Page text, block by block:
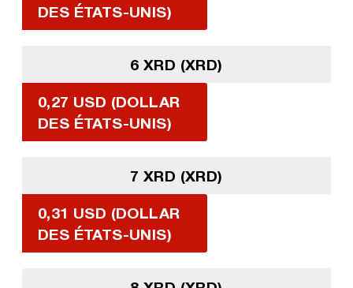
DES ÉTATS-UNIS)
6 XRD (XRD)
0,27 USD (DOLLAR
DES ÉTATS-UNIS)
7 XRD (XRD)
0,31 USD (DOLLAR
DES ÉTATS-UNIS)